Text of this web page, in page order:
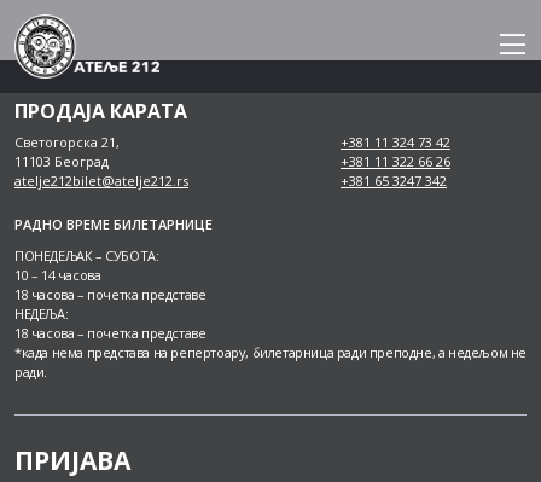
Skip
to
content
ПРОДАЈА КАРАТА
Светогорска 21,
11103 Београд
atelje212bilet@atelje212.rs
+381 11 324 73 42
+381 11 322 66 26
+381 65 3247 342
РАДНО ВРЕМЕ БИЛЕТАРНИЦЕ
ПОНЕДЕЉАК – СУБОТА:
10 – 14 часова
18 часова – почетка представе
НЕДЕЉА:
18 часова – почетка представе
*када нема представа на репертоару, билетарница ради преподне, а недељом не
ради.
ПРИЈАВА